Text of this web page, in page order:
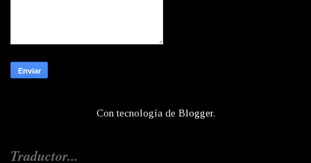
Con tecnología de Blogger.
Traductor...